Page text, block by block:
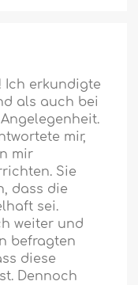
Ich erkundigte
als auch bei
mir,
mir
Sie
dass die
sei.
weiter und
befragten
diese
Dennoch